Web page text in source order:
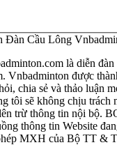
Đàn Cầu Lông
là diễn
Vnbadminton được
chia sẻ và thảo luận
tôi sẽ không chịu trách
trừ thông tin nội bộ.
thông tin Website
MXH của Bộ TT &